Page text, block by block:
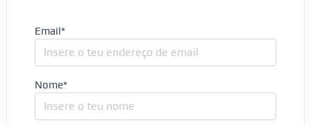
Email*
Nome*